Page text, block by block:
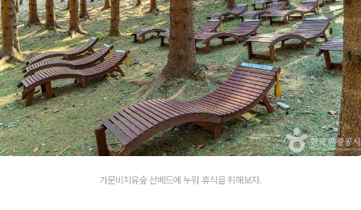
가문비치유숲 선베드에 누워 휴식을 취해보자.